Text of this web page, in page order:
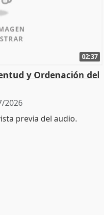
02:37
y Ordenación del
2026